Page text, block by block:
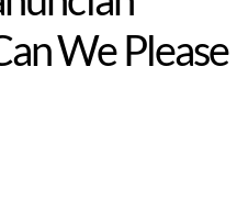
We Please